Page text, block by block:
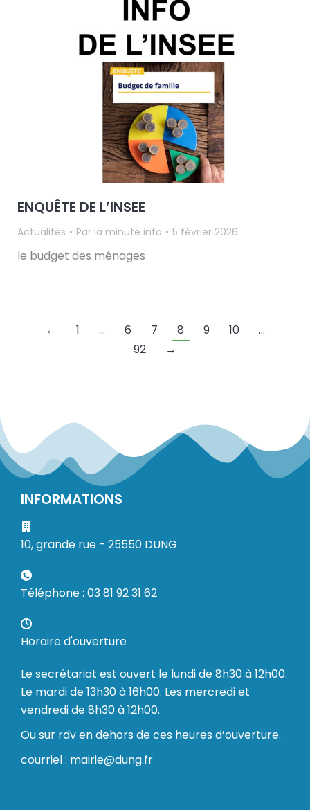
ENQUÊTE DE L’INSEE
Actualités Par la minute info 5 février 2026
le budget des ménages
← 1 … 6 7 8 9 10
…
92
→
INFORMATIONS
10, grande rue - 25550 DUNG
Téléphone : 03 81 92 31 62
Horaire d'ouverture
Le secrétariat est ouvert le lundi de 8h30 à 12h00.
Le mardi de 13h30 à 16h00. Les mercredi et
vendredi de 8h30 à 12h00.
Ou sur rdv en dehors de ces heures d’ouverture.
courriel : mairie@dung.fr